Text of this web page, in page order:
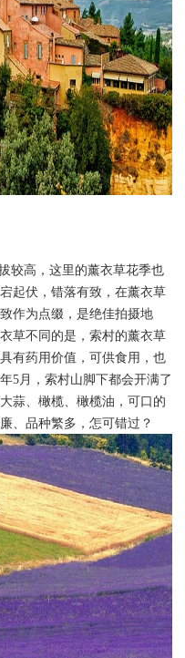
较高，这里的薰衣草花季也
起伏，错落有致，在薰衣草
作为点缀，是绝佳拍摄地
草不同的是，索村的薰衣草
有药用价值，可供食用，也
5月，索村山脚下都会开满了
蒜、橄榄、橄榄油，可口的
、品种繁多，怎可错过？